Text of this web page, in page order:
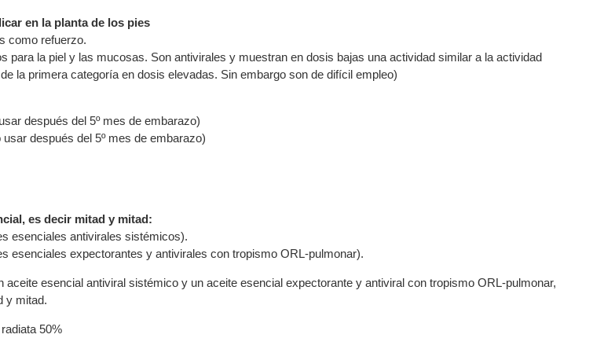
en la planta de los pies
como refuerzo.
para la piel y las mucosas. Son antivirales y muestran en dosis bajas una actividad similar a la actividad
la primera categoría en dosis elevadas. Sin embargo son de difícil empleo)
después del 5º mes de embarazo)
usar después del 5º mes de embarazo)
es decir mitad y mitad:
esenciales antivirales sistémicos).
esenciales expectorantes y antivirales con tropismo ORL-pulmonar).
aceite esencial antiviral sistémico y un aceite esencial expectorante y antiviral con tropismo ORL-pulmonar,
y mitad.
50%